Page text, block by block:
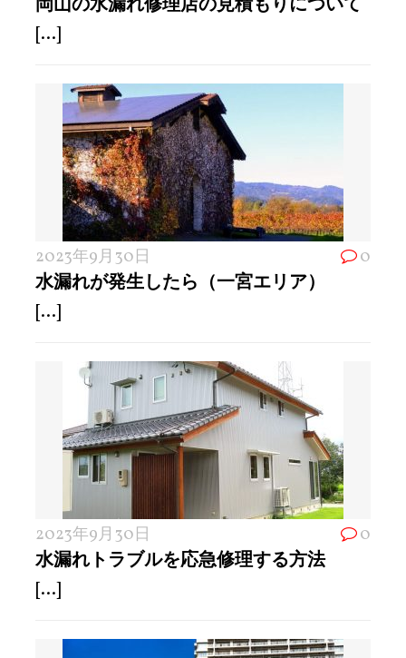
[...]
2023年9月30日 0
水漏れが発生したら（一宮エリア）
[...]
2023年9月30日 0
水漏れトラブルを応急修理する方法
[...]